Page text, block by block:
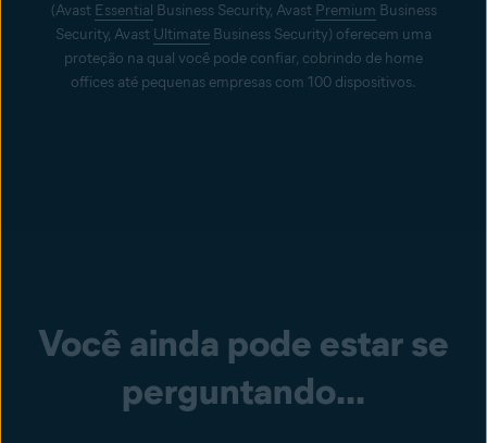
(Avast Essential Business Security, Avast Premium Business
Security, Avast Ultimate Business Security) oferecem uma
proteção na qual você pode confiar, cobrindo de home
offices até pequenas empresas com 100 dispositivos.
Você ainda pode estar se
perguntando...